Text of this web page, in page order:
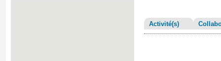
Activité(s)